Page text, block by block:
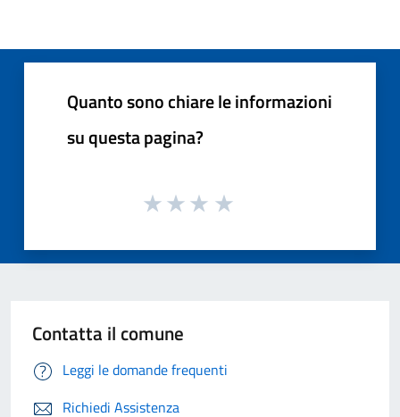
Quanto sono chiare le informazioni
su questa pagina?
Contatta il comune
Leggi le domande frequenti
Richiedi Assistenza